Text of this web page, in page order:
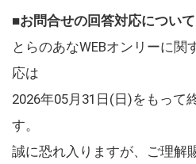
■お問合せの回答対応について
とらのあなWEBオンリーに
応は
2026年05月31日(日)をもって
す。
誠に恐れ入りますが、ご理解